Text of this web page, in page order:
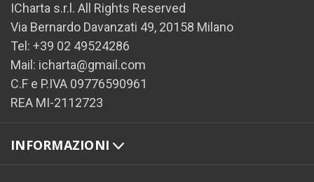
€20,00
ICharta s.r.l. All Rights Reserved
Via Bernardo Davanzati 49, 20158 Milano
Tel: +39 02 49524286
Mail: icharta@gmail.com
C.F e P.IVA 09776590961
REA MI-2112723
INFORMAZIONI